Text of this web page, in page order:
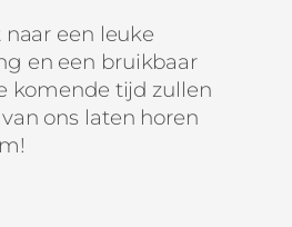
een leuke
en een bruikbaar
komende tijd zullen
ons laten horen